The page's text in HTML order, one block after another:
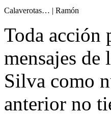
Calaverotas… | Ramón
Toda acción
mensajes
Silva como
anterior no